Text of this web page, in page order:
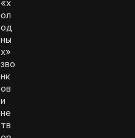
«х
ол
од
ны
х»
зво
нк
ов
и
не
тв